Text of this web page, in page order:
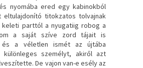
nyomába ered egy kabinokból
eltulajdonító titokzatos tolvajnak
keleti parttól a nyugatiig robog a
a saját szíve zord tájait is
és a véletlen ismét az újtába
személyt, akiről azt
De vajon van-e esély az